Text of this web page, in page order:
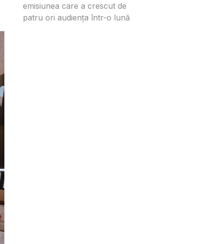
emisiunea care a crescut de
patru ori audiența într-o lună